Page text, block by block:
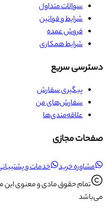
سوالات متداول
شرایط و قوانین
فروش عمده
شرایط همکاری
دسترسی سریع
پیگیری سفارش
سفارش‌های من
علاقه‌مندی‌ها
صفحات مجازی
مشاوره خرید خدمات و
تمام حقوق مادی و معنوی این
می‌باشد